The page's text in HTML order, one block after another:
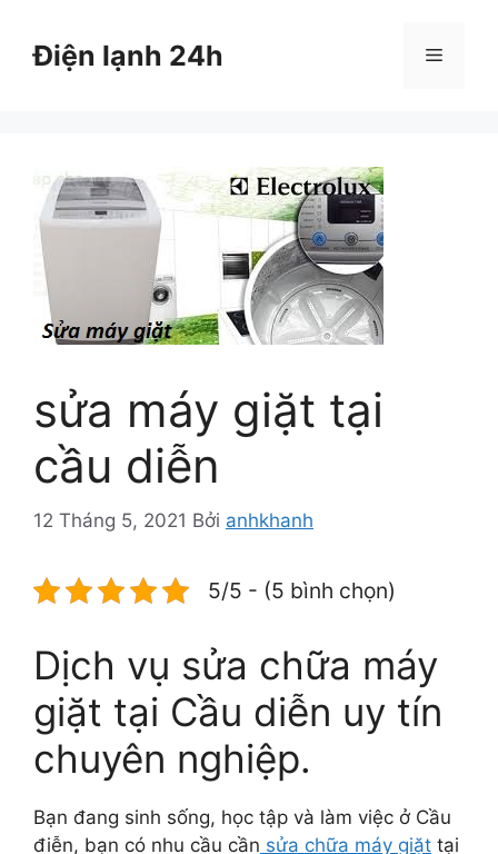
Điện lạnh 24h Menu
sửa máy giặt tại
cầu diễn
12 Tháng 5, 2021 Bởi anhkhanh
5/5 - (5 bình chọn)
Dịch vụ sửa chữa máy
giặt tại Cầu diễn uy tín
chuyên nghiệp.
Bạn đang sinh sống, học tập và làm việc ở Cầu
điễn, bạn có nhu cầu cần sửa chữa máy giặt tại